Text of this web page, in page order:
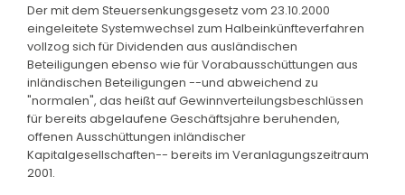
Der mit dem Steuersenkungsgesetz vom 23.10.2000
eingeleitete Systemwechsel zum Halbeinkünfteverfahren
vollzog sich für Dividenden aus ausländischen
Beteiligungen ebenso wie für Vorabausschüttungen aus
inländischen Beteiligungen --und abweichend zu
"normalen", das heißt auf Gewinnverteilungsbeschlüssen
für bereits abgelaufene Geschäftsjahre beruhenden,
offenen Ausschüttungen inländischer
Kapitalgesellschaften-- bereits im Veranlagungszeitraum
2001.